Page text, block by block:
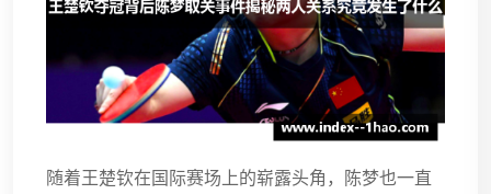
随着王楚钦在国际赛场上的崭露头角，陈梦也一直